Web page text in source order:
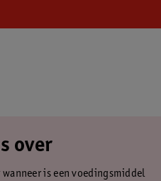
over
is een voedingsmiddel